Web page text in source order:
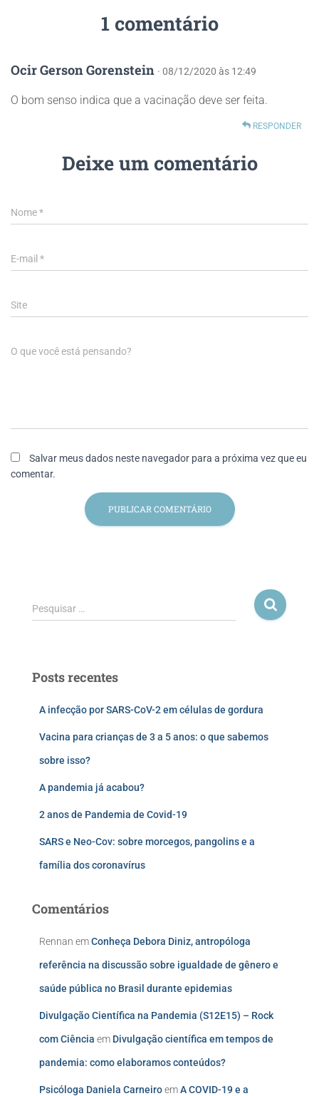
1 comentário
Ocir Gerson Gorenstein · 08/12/2020 às 12:49
O bom senso indica que a vacinação deve ser feita.
RESPONDER
Deixe um comentário
Nome*
E-mail*
Site
O que você está pensando?
Salvar meus dados neste navegador para a próxima vez que eu
comentar.
Pesquisar …
Posts recentes
A infecção por SARS-CoV-2 em células de gordura
Vacina para crianças de 3 a 5 anos: o que sabemos
sobre isso?
A pandemia já acabou?
2 anos de Pandemia de Covid-19
SARS e Neo-Cov: sobre morcegos, pangolins e a
família dos coronavírus
Comentários
Rennan emConheça Debora Diniz, antropóloga
referência na discussão sobre igualdade de gênero e
saúde pública no Brasil durante epidemias
Divulgação Científica na Pandemia (S12E15) – Rock
com Ciência em Divulgação científica em tempos de
pandemia: como elaboramos conteúdos?
Psicóloga Daniela CarneiroemA COVID-19 e a